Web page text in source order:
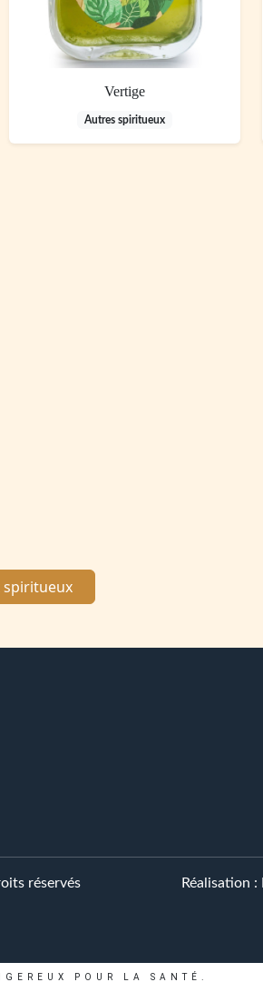
Vertige
Autres spiritueux
spiritueux
réservés Réalisation :
POUR LA SANTÉ.